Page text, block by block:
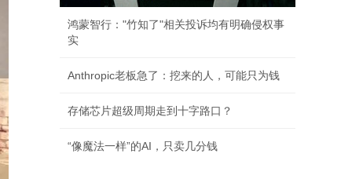
鸿蒙智行："竹知了"相关投诉均有明确侵权事
实
Anthropic老板急了：挖来的人，可能只为钱
存储芯片超级周期走到十字路口？
“像魔法一样”的AI，只卖几分钱